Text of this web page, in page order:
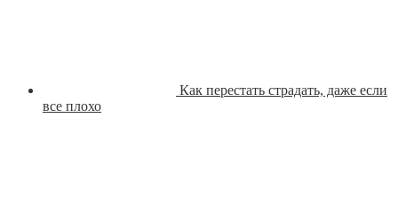
Как перестать страдать, даже если
все плохо